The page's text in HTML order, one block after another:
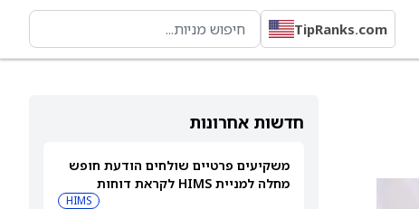
TipRanks.com
חדשות אחרונות
משקיעים פרטיים שולחים הודעת חופש
מחלה למניית HIMS לקראת דוחות
HIMS